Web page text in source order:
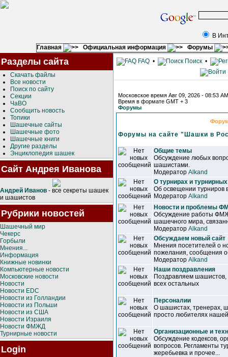
В
Главная
Официальная информация Форумы
Разделы сайта
Скачать файлы
Все новости
Поиск по сайту
Секции
ЧаВО
Сообщить новость
Топики
Шашечные сайты
Шашечные фото
Шашечные книги
Другие разделы
Энциклопедия шашек
Сайт Андрея Иванова
Андрей Иванов - все секреты шашек
и шашистов
Рубрики новостей
Шашечный мир
Чекерс
Горбыли
Мнения...
Информация
Книжные новинки
Компьютерные новости
Московские новости
Новости
Новости EDC
Новости из Голландии
Новости из Польши
Новости из США
Новости Израиля
Новости ФМЖД
Турнирные новости
Login
FAQ • Поиск •
Московское время Авг 09, 2026 - 08:53 AM
Время в формате GMT + 3
Форумы
Форумы на сайте "Шашки в
Общие темы
Обсуждение любых
шашистами.
Модератор Alkand
О турнирах и
Об освещении турниров
Модератор Alkand
Новости и проблемы
Обсуждение работы
шашечного мира,
Модератор Alkand
Обсуждаем новый сайт
Мнения посетителей о
пожелания, сообщения
Модератор Alkand
Наши поздравления
Поздравляем шашистов,
всех остальных
Персоналии
О шашистах, тренерах,
просто любителях
Организационные и
Обсуждение кодексов,
вопросов. Регламенты
жеребьевка и прочее...